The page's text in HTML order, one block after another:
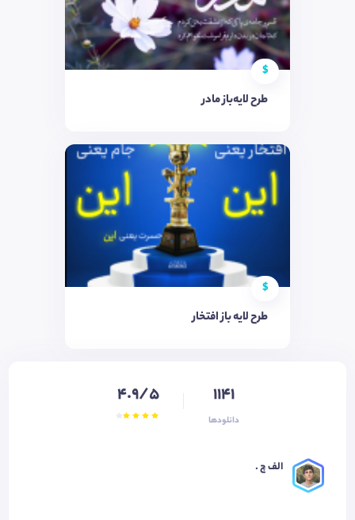
$
طرح لایه‌باز مادر
$
طرح لایه باز افتخار
1141
دانلودها
4.9/5
الف چ .